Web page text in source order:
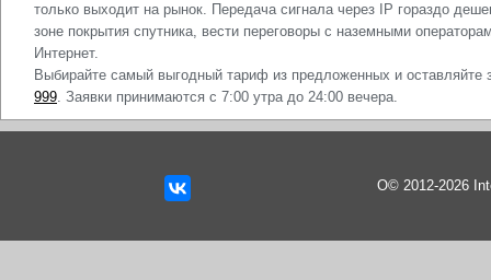
только выходит на рынок. Передача сигнала через IP гораздо
зоне покрытия спутника, вести переговоры с наземными
Интернет.
Выбирайте самый выгодный тариф из предложенных и оставляйте
999. Заявки принимаются с 7:00 утра до 24:00 вечера.
О© 2012-2026